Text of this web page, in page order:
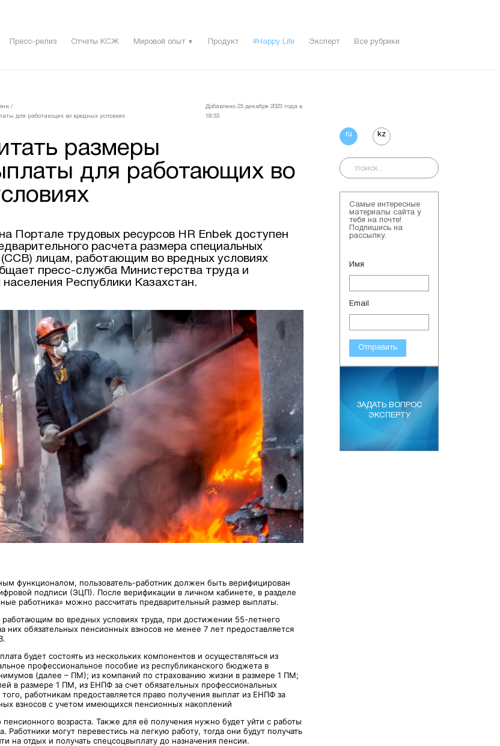
Пресс-релиз Отчеты КСЖ Мировой опыт ▼ Продукт #Happy Life Эксперт Все рубрики
/
для работающих во вредных условиях
Добавлено 25 декабря 2023 года в
18:35
размеры
для работающих во
Портале трудовых ресурсов HR Enbek доступен
расчета размера специальных
лицам, работающим во вредных условиях
пресс-служба Министерства труда и
Республики Казахстан.
функционалом, пользователь-работник должен быть верифицирован
подписи (ЭЦП). После верификации в личном кабинете, в разделе
работника» можно рассчитать предварительный размер выплаты.
во вредных условиях труда, при достижении 55-летнего
них обязательных пенсионных взносов не менее 7 лет предоставляется
будет состоять из нескольких компонентов и осуществляться из
профессиональное пособие из республиканского бюджета в
(далее – ПМ); из компаний по страхованию жизни в размере 1 ПМ;
в размере 1 ПМ, из ЕНПФ за счет обязательных профессиональных
работникам предоставляется право получения выплат из ЕНПФ за
взносов с учетом имеющихся пенсионных накоплений
возраста. Также для её получения нужно будет уйти с работы
Работники могут перевестись на легкую работу, тогда они будут получать
на отдых и получать спецсоцвыплату до назначения пенсии.
ru kz
Самые интересные
материалы сайта у
тебя на почте!
Подпишись на
рассылку.
Имя
Email
Отправить
ЗАДАТЬ ВОПРОС
ЭКСПЕРТУ